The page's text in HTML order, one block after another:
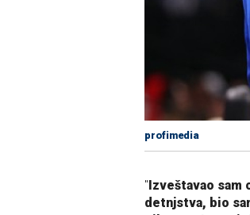
profimedia
"Izveštavao sam
detnjstva, bio